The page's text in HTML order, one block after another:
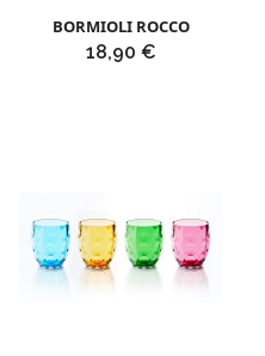
BORMIOLI ROCCO
Prix
18,90 €